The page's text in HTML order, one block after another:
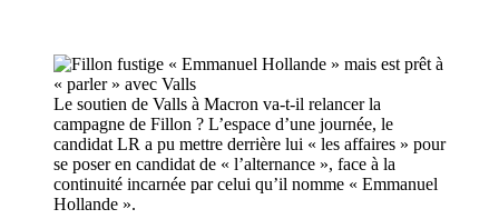
Le soutien de Valls à Macron va-t-il relancer la
campagne de Fillon ? L’espace d’une journée, le
candidat LR a pu mettre derrière lui « les affaires » pour
se poser en candidat de « l’alternance », face à la
continuité incarnée par celui qu’il nomme « Emmanuel
Hollande ».